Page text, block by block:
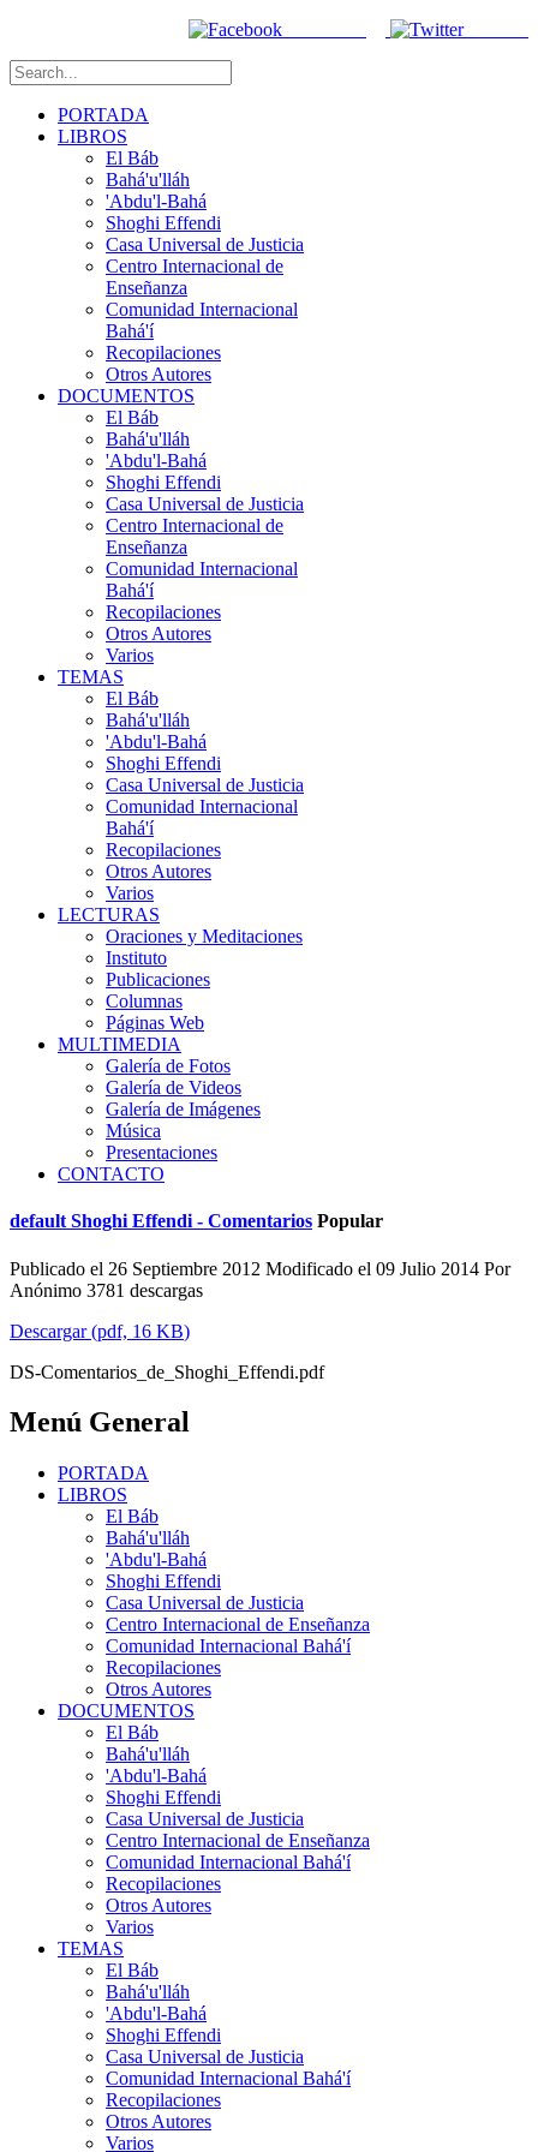
PORTADA
LIBROS
El Báb
Bahá'u'lláh
'Abdu'l-Bahá
Shoghi Effendi
Casa Universal de Justicia
Centro Internacional de
Enseñanza
Comunidad Internacional
Bahá'í
Recopilaciones
Otros Autores
DOCUMENTOS
El Báb
Bahá'u'lláh
'Abdu'l-Bahá
Shoghi Effendi
Casa Universal de Justicia
Centro Internacional de
Enseñanza
Comunidad Internacional
Bahá'í
Recopilaciones
Otros Autores
Varios
TEMAS
El Báb
Bahá'u'lláh
'Abdu'l-Bahá
Shoghi Effendi
Casa Universal de Justicia
Comunidad Internacional
Bahá'í
Recopilaciones
Otros Autores
Varios
LECTURAS
Oraciones y Meditaciones
Instituto
Publicaciones
Columnas
Páginas Web
MULTIMEDIA
Galería de Fotos
Galería de Videos
Galería de Imágenes
Música
Presentaciones
CONTACTO
default Shoghi Effendi - Comentarios Popular
Publicado el 26 Septiembre 2012 Modificado el 09 Julio 2014 Por
Anónimo 3781 descargas
Descargar(pdf, 16 KB)
DS-Comentarios_de_Shoghi_Effendi.pdf
Menú General
PORTADA
LIBROS
El Báb
Bahá'u'lláh
'Abdu'l-Bahá
Shoghi Effendi
Casa Universal de Justicia
Centro Internacional de Enseñanza
Comunidad Internacional Bahá'í
Recopilaciones
Otros Autores
DOCUMENTOS
El Báb
Bahá'u'lláh
'Abdu'l-Bahá
Shoghi Effendi
Casa Universal de Justicia
Centro Internacional de Enseñanza
Comunidad Internacional Bahá'í
Recopilaciones
Otros Autores
Varios
TEMAS
El Báb
Bahá'u'lláh
'Abdu'l-Bahá
Shoghi Effendi
Casa Universal de Justicia
Comunidad Internacional Bahá'í
Recopilaciones
Otros Autores
Varios